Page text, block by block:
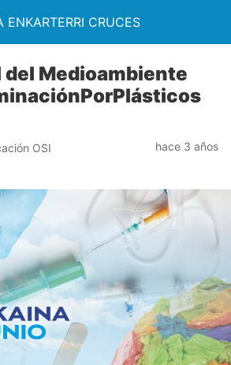
ENKARTERRI CRUCES
del Medioambiente
OSI
hace 3 años